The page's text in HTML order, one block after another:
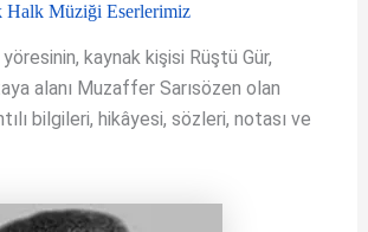
Halk Müziği Eserlerimiz
kaynak kişisi Rüştü Gür,
alanı Muzaffer Sarısözen olan
bilgileri, hikâyesi, sözleri, notası ve